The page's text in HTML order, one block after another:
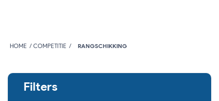
HOME COMPETITIE RANGSCHIKKING
Filters